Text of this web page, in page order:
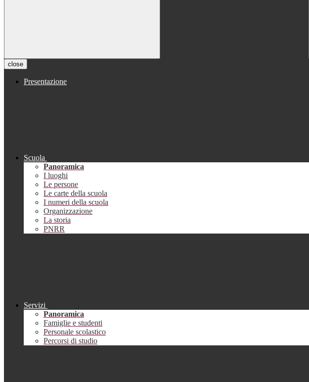
close
Presentazione
Scuola
Panoramica
I luoghi
Le persone
Le carte della scuola
I numeri della scuola
Organizzazione
La storia
PNRR
Servizi
Panoramica
Famiglie e studenti
Personale scolastico
Percorsi di studio